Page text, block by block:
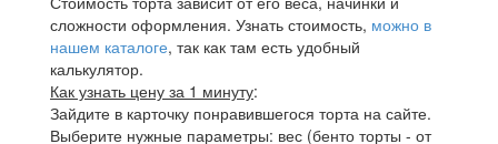
сложности оформления. Узнать стоимость, можно в
нашем каталоге, так как там есть удобный
калькулятор.
Как узнать цену за 1 минуту:
Зайдите в карточку понравившегося торта на сайте.
Выберите нужные параметры: вес (бенто торты - от